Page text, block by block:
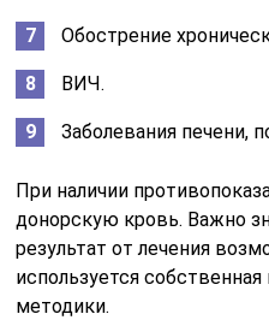
Обострение
ВИЧ.
Заболевания печени,
При наличии
донорскую кровь. Важно
результат от лечения
используется
методики.